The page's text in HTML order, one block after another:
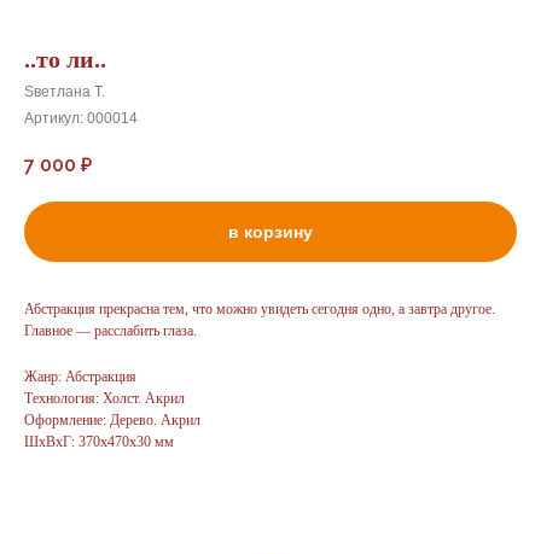
..то ли..
Sветлана Т.
Артикул: 000014
7 000 ₽
в корзину
Абстракция прекрасна тем, что можно увидеть сегодня одно, а завтра другое.
Главное — расслабить глаза.
Жанр: Абстракция
Технология: Холст. Акрил
Оформление: Дерево. Акрил
ШxВxГ: 370x470x30 мм